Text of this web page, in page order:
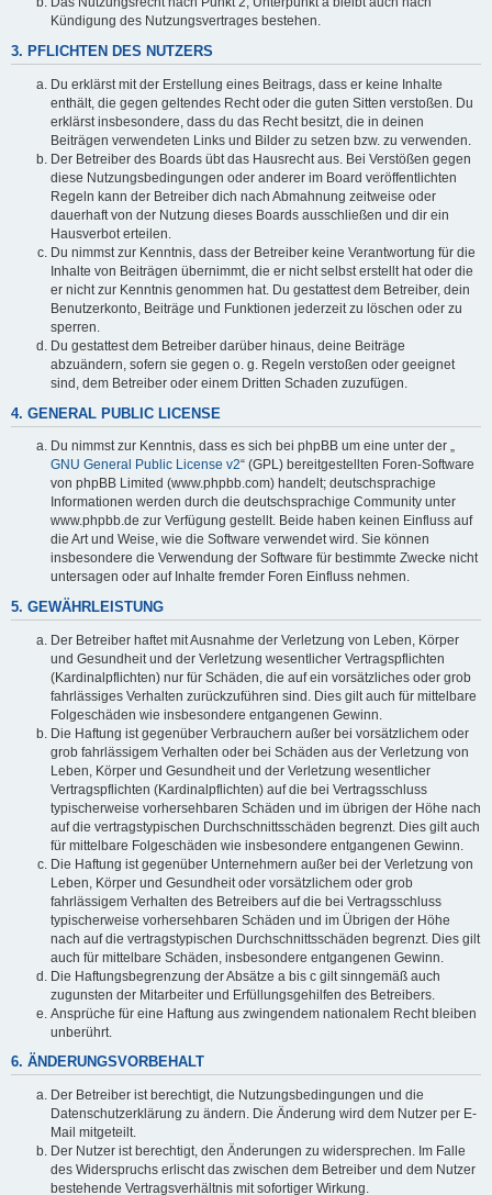
Kündigung des Nutzungsvertrages bestehen.
3. PFLICHTEN DES NUTZERS
Du erklärst mit der Erstellung eines Beitrags, dass er keine Inhalte
enthält, die gegen geltendes Recht oder die guten Sitten verstoßen. Du
erklärst insbesondere, dass du das Recht besitzt, die in deinen
Beiträgen verwendeten Links und Bilder zu setzen bzw. zu verwenden.
Der Betreiber des Boards übt das Hausrecht aus. Bei Verstößen gegen
diese Nutzungsbedingungen oder anderer im Board veröffentlichten
Regeln kann der Betreiber dich nach Abmahnung zeitweise oder
dauerhaft von der Nutzung dieses Boards ausschließen und dir ein
Hausverbot erteilen.
Du nimmst zur Kenntnis, dass der Betreiber keine Verantwortung für die
Inhalte von Beiträgen übernimmt, die er nicht selbst erstellt hat oder die
er nicht zur Kenntnis genommen hat. Du gestattest dem Betreiber, dein
Benutzerkonto, Beiträge und Funktionen jederzeit zu löschen oder zu
sperren.
Du gestattest dem Betreiber darüber hinaus, deine Beiträge
abzuändern, sofern sie gegen o. g. Regeln verstoßen oder geeignet
sind, dem Betreiber oder einem Dritten Schaden zuzufügen.
4. GENERAL PUBLIC LICENSE
Du nimmst zur Kenntnis, dass es sich bei phpBB um eine unter der „
GNU General Public License v2“ (GPL) bereitgestellten Foren-Software
von phpBB Limited (www.phpbb.com) handelt; deutschsprachige
Informationen werden durch die deutschsprachige Community unter
www.phpbb.de zur Verfügung gestellt. Beide haben keinen Einfluss auf
die Art und Weise, wie die Software verwendet wird. Sie können
insbesondere die Verwendung der Software für bestimmte Zwecke nicht
untersagen oder auf Inhalte fremder Foren Einfluss nehmen.
5. GEWÄHRLEISTUNG
Der Betreiber haftet mit Ausnahme der Verletzung von Leben, Körper
und Gesundheit und der Verletzung wesentlicher Vertragspflichten
(Kardinalpflichten) nur für Schäden, die auf ein vorsätzliches oder grob
fahrlässiges Verhalten zurückzuführen sind. Dies gilt auch für mittelbare
Folgeschäden wie insbesondere entgangenen Gewinn.
Die Haftung ist gegenüber Verbrauchern außer bei vorsätzlichem oder
grob fahrlässigem Verhalten oder bei Schäden aus der Verletzung von
Leben, Körper und Gesundheit und der Verletzung wesentlicher
Vertragspflichten (Kardinalpflichten) auf die bei Vertragsschluss
typischerweise vorhersehbaren Schäden und im übrigen der Höhe nach
auf die vertragstypischen Durchschnittsschäden begrenzt. Dies gilt auch
für mittelbare Folgeschäden wie insbesondere entgangenen Gewinn.
Die Haftung ist gegenüber Unternehmern außer bei der Verletzung von
Leben, Körper und Gesundheit oder vorsätzlichem oder grob
fahrlässigem Verhalten des Betreibers auf die bei Vertragsschluss
typischerweise vorhersehbaren Schäden und im Übrigen der Höhe
nach auf die vertragstypischen Durchschnittsschäden begrenzt. Dies gilt
auch für mittelbare Schäden, insbesondere entgangenen Gewinn.
Die Haftungsbegrenzung der Absätze a bis c gilt sinngemäß auch
zugunsten der Mitarbeiter und Erfüllungsgehilfen des Betreibers.
Ansprüche für eine Haftung aus zwingendem nationalem Recht bleiben
unberührt.
6. ÄNDERUNGSVORBEHALT
Der Betreiber ist berechtigt, die Nutzungsbedingungen und die
Datenschutzerklärung zu ändern. Die Änderung wird dem Nutzer per E-
Mail mitgeteilt.
Der Nutzer ist berechtigt, den Änderungen zu widersprechen. Im Falle
des Widerspruchs erlischt das zwischen dem Betreiber und dem Nutzer
bestehende Vertragsverhältnis mit sofortiger Wirkung.